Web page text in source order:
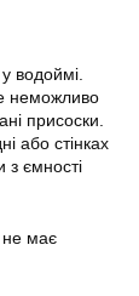
водоймі.
неможливо
присоски.
або стінках
з ємності
не має